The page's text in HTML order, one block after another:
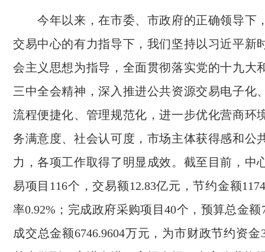
今年以来，在市委、市政府的正确领导下
交易中心的有力指导下，我们坚持以习近平新
会主义思想为指导，全面贯彻落实党的十九大
三中全会精神，深入推进公共资源交易电子化
流程便捷化、管理规范化，进一步优化营商环
务满意度、社会认可度，市场主体获得感和公
力，各项工作取得了明显成效。截至目前，中
易项目116个，交易额12.83亿元，节约金额
率0.92%；完成政府采购项目40个，预算总金额
成交总金额6746.9604万元，为市财政节约资金